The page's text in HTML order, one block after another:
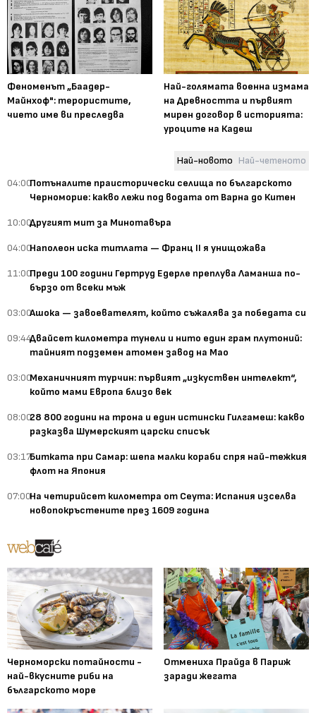
Феноменът „Баадер-
Майнхоф": терористите,
чието име ви преследва
Най-голямата военна измама
на Древността и първият
мирен договор в историята:
уроците на Кадеш
Най-новото Най-четеното
04:00Потъналите праисторически селища по българското
Черноморие: какво лежи под водата от Варна до Китен
10:00Другият мит за Минотавъра
04:00Наполеон иска титлата — Франц II я унищожава
11:00Преди 100 години Гертруд Едерле преплува Ламанша по-
бързо от всеки мъж
03:00Ашока — завоевателят, който съжалява за победата си
09:44Двайсет километра тунели и нито един грам плутоний:
тайният подземен атомен завод на Мао
03:00Механичният турчин: първият „изкуствен интелект“,
който мами Европа близо век
08:0028 800 години на трона и един истински Гилгамеш: какво
разказва Шумерският царски списък
03:17Битката при Самар: шепа малки кораби спря най-тежкия
флот на Япония
07:00На четирийсет километра от Сеута: Испания изселва
новопокръстените през 1609 година
Черноморски потайности -
най-вкусните риби на
българското море
Отмениха Прайда в Париж
заради жегата